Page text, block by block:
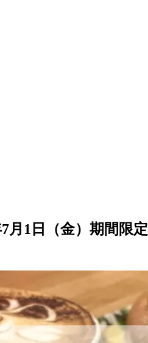
月1日（金）期間限